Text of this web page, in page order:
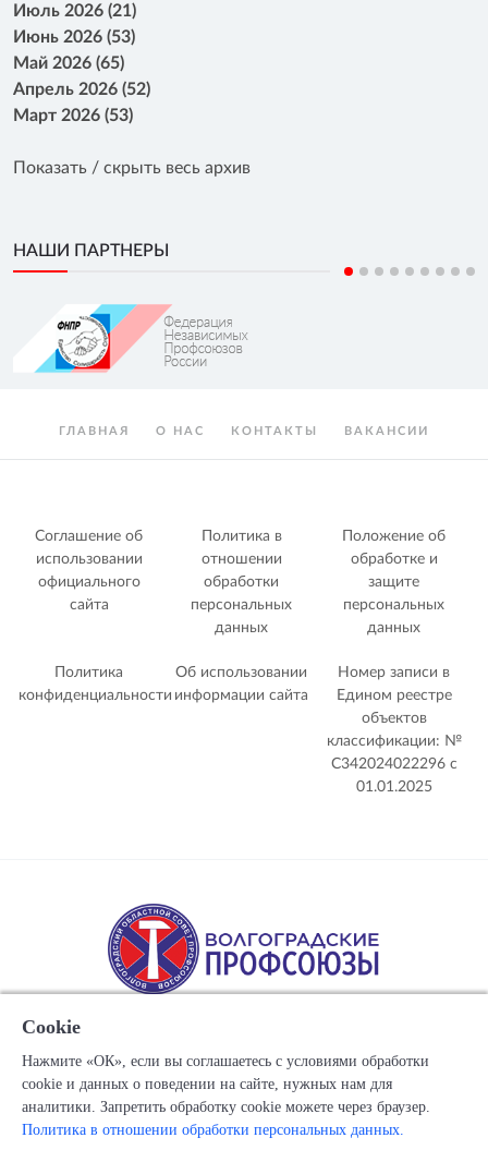
Июль 2026 (21)
Июнь 2026 (53)
Май 2026 (65)
Апрель 2026 (52)
Март 2026 (53)
Показать / скрыть весь архив
НАШИ ПАРТНЕРЫ
ГЛАВНАЯ О НАС КОНТАКТЫ ВАКАНСИИ
Соглашение об
использовании
официального
сайта
Политика в
отношении
обработки
персональных
данных
Положение об
обработке и
защите
персональных
данных
Политика
конфиденциальности
Об использовании
информации сайта
Номер записи в
Едином реестре
объектов
классификации: №
С342024022296 c
01.01.2025
Copyright © 1917-2025 Союз организаций профсоюзов
"Волгоградский областной Совет профессиональных
Cookie
Нажмите «ОК», если вы соглашаетесь с условиями обработки
cookie и данных о поведении на сайте, нужных нам для
аналитики. Запретить обработку cookie можете через браузер.
Политика в отношении обработки персональных данных.